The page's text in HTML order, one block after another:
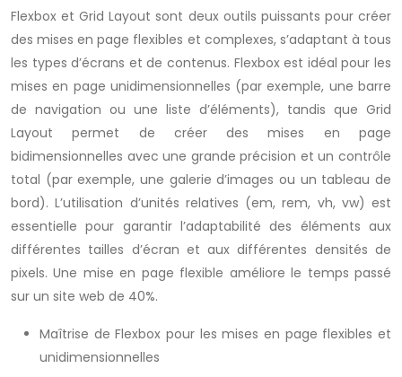
Flexbox et Grid Layout sont deux outils puissants pour créer
des mises en page flexibles et complexes, s’adaptant à tous
les types d’écrans et de contenus. Flexbox est idéal pour les
mises en page unidimensionnelles (par exemple, une barre
de navigation ou une liste d’éléments), tandis que Grid
Layout permet de créer des mises en page
bidimensionnelles avec une grande précision et un contrôle
total (par exemple, une galerie d’images ou un tableau de
bord). L’utilisation d’unités relatives (em, rem, vh, vw) est
essentielle pour garantir l’adaptabilité des éléments aux
différentes tailles d’écran et aux différentes densités de
pixels. Une mise en page flexible améliore le temps passé
sur un site web de 40%.
Maîtrise de Flexbox pour les mises en page flexibles et
unidimensionnelles